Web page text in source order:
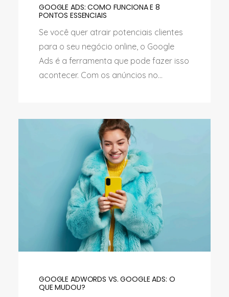
GOOGLE ADS: COMO FUNCIONA E 8
PONTOS ESSENCIAIS
Se você quer atrair potenciais clientes
para o seu negócio online, o Google
Ads é a ferramenta que pode fazer isso
acontecer. Com os anúncios no...
GOOGLE ADWORDS VS. GOOGLE ADS: O
QUE MUDOU?